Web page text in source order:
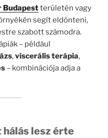
Budapestterületén vagy
segít eldönteni,
szabott számodra.
– például
,viscerális terápia,
– kombinációja adja a
hálás lesz érte